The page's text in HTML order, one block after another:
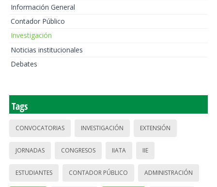
Información General
Contador Público
Investigación
Noticias institucionales
Debates
Tags
CONVOCATORIAS INVESTIGACIÓN EXTENSIÓN
JORNADAS CONGRESOS IIATA IIE
ESTUDIANTES CONTADOR PÚBLICO ADMINISTRACIÓN